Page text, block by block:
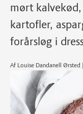
mørt
kartofler,
forårsløg i
Af Louise Dandanell Ørsted